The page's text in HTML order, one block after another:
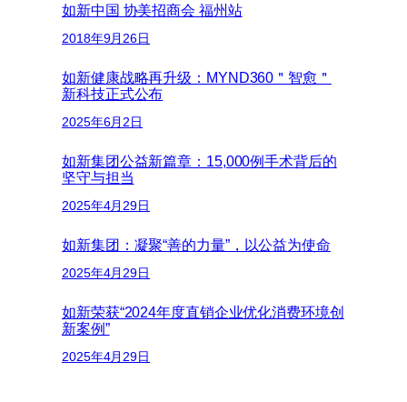
如新中国 协美招商会 福州站
2018年9月26日
如新健康战略再升级：MYND360＂智愈＂
新科技正式公布
2025年6月2日
如新集团公益新篇章：15,000例手术背后的
坚守与担当
2025年4月29日
如新集团：凝聚“善的力量”，以公益为使命
2025年4月29日
如新荣获“2024年度直销企业优化消费环境创
新案例”
2025年4月29日